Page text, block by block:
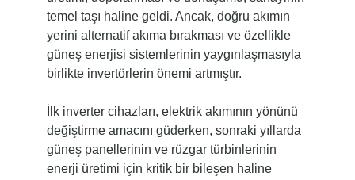
temel taşı haline geldi. Ancak, doğru akımın
yerini alternatif akıma bırakması ve özellikle
güneş enerjisi sistemlerinin yaygınlaşmasıyla
birlikte invertörlerin önemi artmıştır.
İlk inverter cihazları, elektrik akımının yönünü
değiştirme amacını güderken, sonraki yıllarda
güneş panellerinin ve rüzgar türbinlerinin
enerji üretimi için kritik bir bileşen haline